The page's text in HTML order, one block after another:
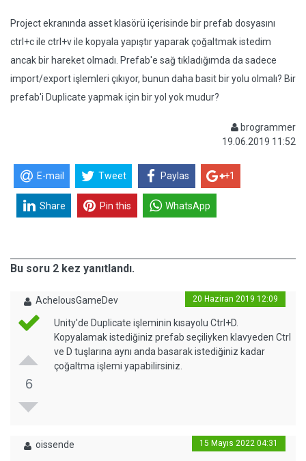
Project ekranında asset klasörü içerisinde bir prefab dosyasını
ctrl+c ile ctrl+v ile kopyala yapıştır yaparak çoğaltmak istedim
ancak bir hareket olmadı. Prefab'e sağ tıkladığımda da sadece
import/export işlemleri çıkıyor, bunun daha basit bir yolu olmalı? Bir
prefab'i Duplicate yapmak için bir yol yok mudur?
brogrammer
19.06.2019 11:52
E-mail Tweet Paylas +1
Share Pin this WhatsApp
Bu soru 2 kez yanıtlandı.
AchelousGameDev 20 Haziran 2019 12:09
6
Unity'de Duplicate işleminin kısayolu Ctrl+D.
Kopyalamak istediğiniz prefab seçiliyken klavyeden Ctrl
ve D tuşlarına aynı anda basarak istediğiniz kadar
çoğaltma işlemi yapabilirsiniz.
oissende 15 Mayıs 2022 04:31